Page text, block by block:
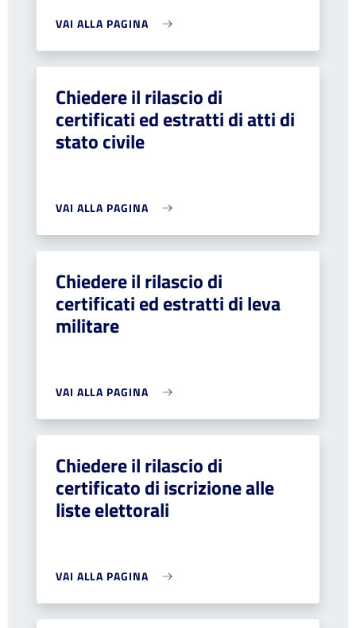
VAI ALLA PAGINA
Chiedere il rilascio di
certificati ed estratti di atti di
stato civile
VAI ALLA PAGINA
Chiedere il rilascio di
certificati ed estratti di leva
militare
VAI ALLA PAGINA
Chiedere il rilascio di
certificato di iscrizione alle
liste elettorali
VAI ALLA PAGINA